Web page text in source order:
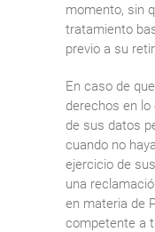
momento, sin
tratamiento
previo a su
En caso de
derechos en
de sus datos
cuando no
ejercicio de
una
en materia de
competente a